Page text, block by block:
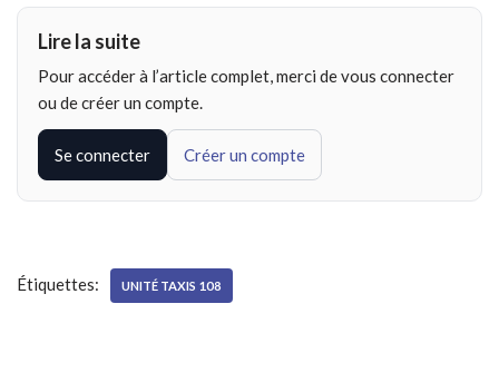
Lire la suite
Pour accéder à l’article complet, merci de vous connecter
ou de créer un compte.
Se connecter Créer un compte
Étiquettes: UNITÉ TAXIS 108